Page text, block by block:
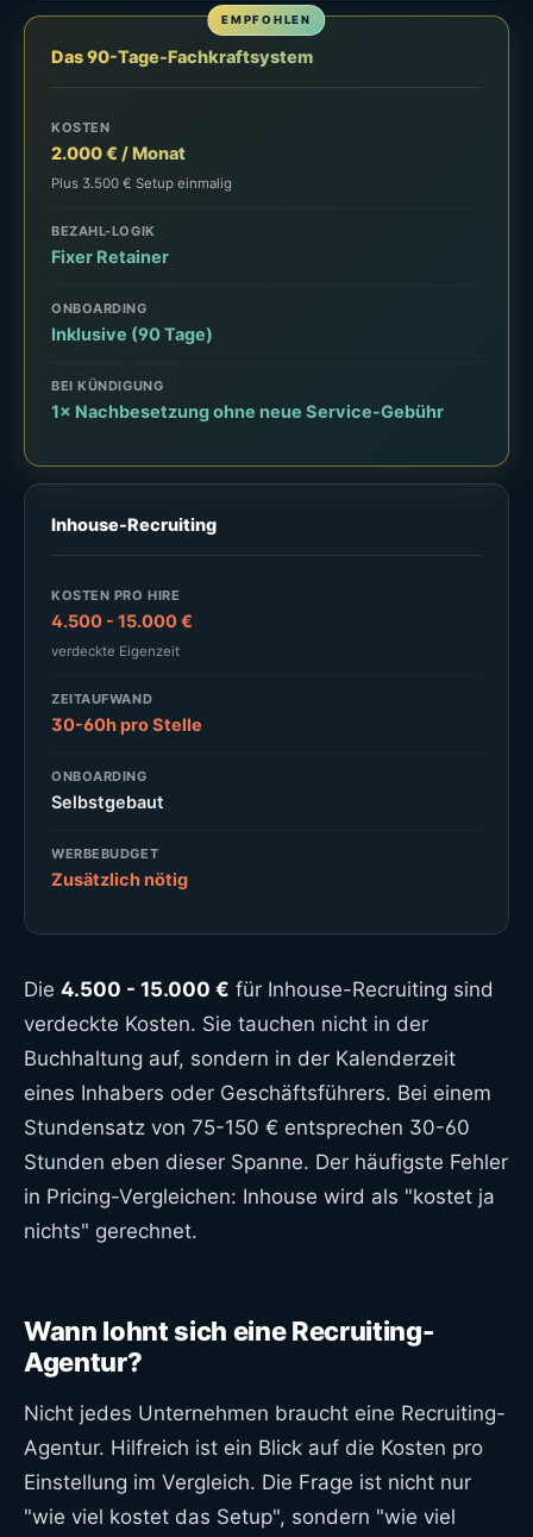
Das 90-Tage-Fachkraftsystem
KOSTEN
2.000 € / Monat
Plus 3.500 € Setup einmalig
BEZAHL-LOGIK
Fixer Retainer
ONBOARDING
Inklusive (90 Tage)
BEI KÜNDIGUNG
1× Nachbesetzung ohne neue Service-Gebühr
Inhouse-Recruiting
KOSTEN PRO HIRE
4.500 - 15.000 €
verdeckte Eigenzeit
ZEITAUFWAND
30-60h pro Stelle
ONBOARDING
Selbstgebaut
WERBEBUDGET
Zusätzlich nötig
Die 4.500 - 15.000 € für Inhouse-Recruiting sind
verdeckte Kosten. Sie tauchen nicht in der
Buchhaltung auf, sondern in der Kalenderzeit
eines Inhabers oder Geschäftsführers. Bei einem
Stundensatz von 75-150 € entsprechen 30-60
Stunden eben dieser Spanne. Der häufigste Fehler
in Pricing-Vergleichen: Inhouse wird als "kostet ja
nichts" gerechnet.
Wann lohnt sich eine Recruiting-
Agentur?
Nicht jedes Unternehmen braucht eine Recruiting-
Agentur. Hilfreich ist ein Blick auf die Kosten pro
Einstellung im Vergleich. Die Frage ist nicht nur
"wie viel kostet das Setup", sondern "wie viel